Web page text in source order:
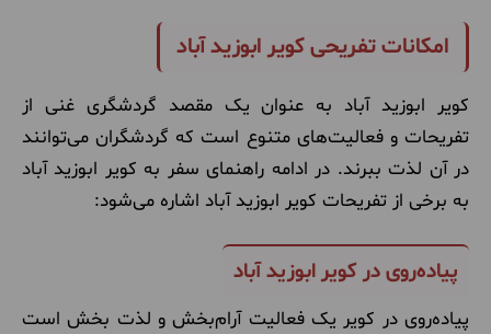
امکانات تفریحی کویر ابوزید آباد
کویر ابوزید آباد به عنوان یک مقصد گردشگری غنی از
تفریحات و فعالیت‌های متنوع است که گردشگران می‌توانند
در آن لذت ببرند. در ادامه راهنمای سفر به کویر ابوزید آباد
به برخی از تفریحات کویر ابوزید آباد اشاره می‌شود:
پیاده‌روی در کویر ابوزید آباد
پیاده‌روی در کویر یک فعالیت آرام‌بخش و لذت بخش است